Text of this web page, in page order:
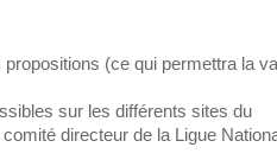
(ce qui permettra la
sur les différents sites du
directeur de la Ligue